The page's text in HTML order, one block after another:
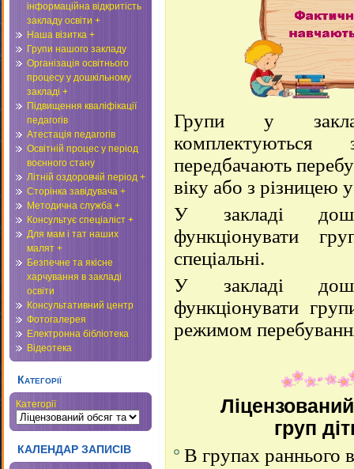
інформаційна відкритість
закладу освіти +
Наша візитка +
Групи нашого закладу
Організація освітнього
процесу у дошкільному
закладі +
Підвищення кваліфікації
педагогів
Атестація педагогів
Освітній процес у період
воєнного стану
Літній оздоровчій період +
Сторінка завідувача +
Методична служба +
Консультує спеціаліст +
Для мам і тат наших
малят +
Безпечне та якісне
харчування в закладі
освіти
Консультативний центр
Фотогалерея
Електронна бібліотека
Відеотека
Категорії
Категорії
КАЛЕНДАР ЗАПИСІВ
Групи у
передбачають
віку або з різницею у
У закладі
функціонувати
спеціальні.
У закладі
функціонувати
режимом
груп
В групах раннього